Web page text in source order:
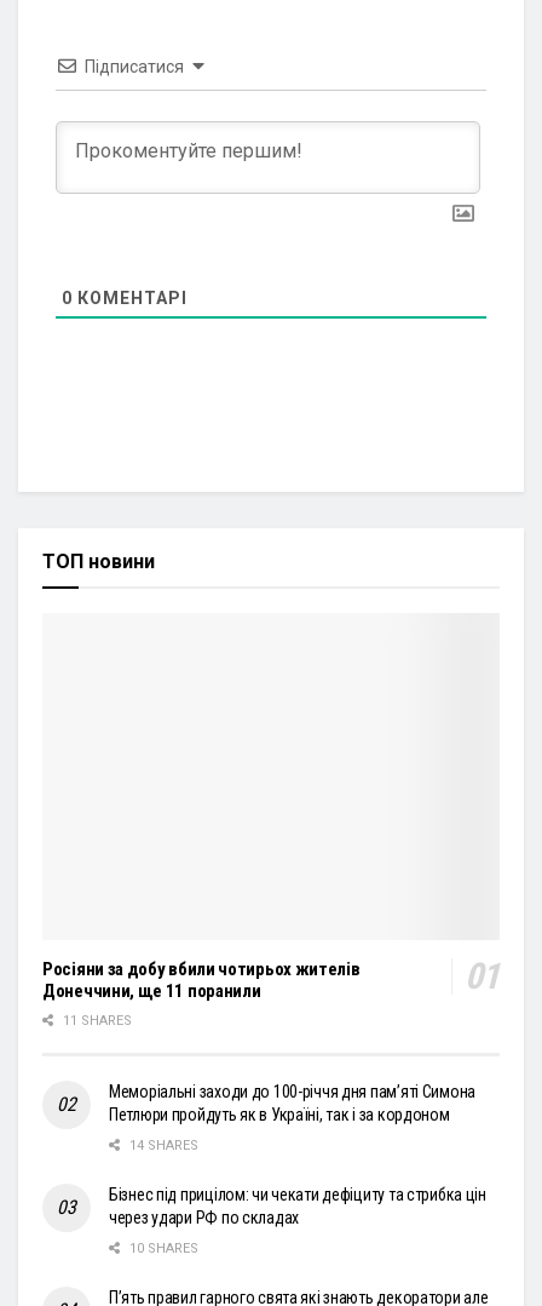
Підписатися
0 КОМЕНТАРІ
ТОП новини
Росіяни за добу вбили чотирьох жителів
Донеччини, ще 11 поранили
11 SHARES
Меморіальні заходи до 100-річчя дня пам’яті Симона
Петлюри пройдуть як в Україні, так і за кордоном
14 SHARES
Бізнес під прицілом: чи чекати дефіциту та стрибка цін
через удари РФ по складах
10 SHARES
П’ять правил гарного свята які знають декоратори але